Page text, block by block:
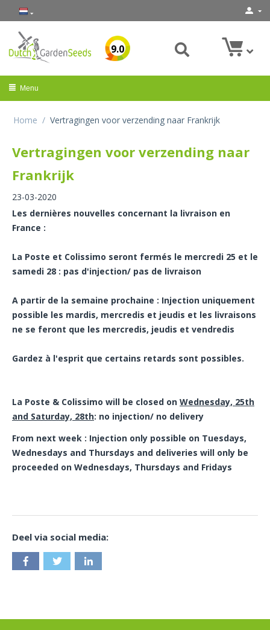
9.0
Menu
Home / Vertragingen voor verzending naar Frankrijk
Vertragingen voor verzending naar
Frankrijk
23-03-2020
Les dernières nouvelles concernant la livraison en
France :
La Poste et Colissimo seront fermés le mercredi 25 et le
samedi 28 : pas d'injection/ pas de livraison
A partir de la semaine prochaine : Injection uniquement
possible les mardis, mercredis et jeudis et les livraisons
ne se feront que les mercredis, jeudis et vendredis
Gardez à l'esprit que certains retards sont possibles.
La Poste & Colissimo will be closed on Wednesday, 25th
and Saturday, 28th: no injection/ no delivery
From next week : Injection only possible on Tuesdays,
Wednesdays and Thursdays and deliveries will only be
proceeded on Wednesdays, Thursdays and Fridays
Deel via social media: